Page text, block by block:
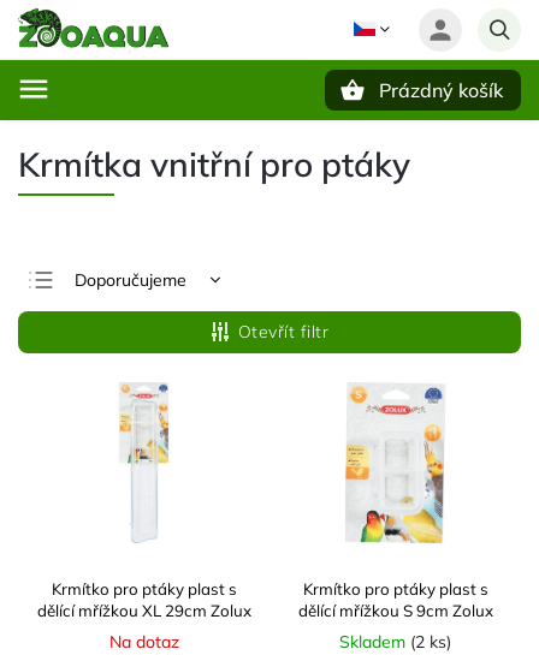
Prázdný košík
Krmítka vnitřní pro ptáky
Doporučujeme
Nejlevnější
Nejdražší
Nejprodávanější
Abecedně
Otevřít filtr
Krmítko pro ptáky plast s
dělící mřížkou XL 29cm Zolux
Na dotaz
Krmítko pro ptáky plast s
dělící mřížkou S 9cm Zolux
Skladem (2 ks)